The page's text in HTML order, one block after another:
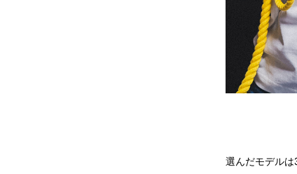
選んだモデルは